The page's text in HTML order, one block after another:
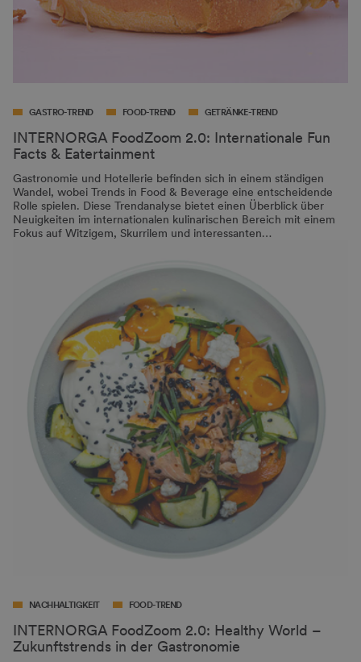
GASTRO-TREND FOOD-TREND GETRÄNKE-TREND
INTERNORGA FoodZoom 2.0: Internationale Fun
Facts & Eatertainment
Gastronomie und Hotellerie befinden sich in einem ständigen
Wandel, wobei Trends in Food & Beverage eine entscheidende
Rolle spielen. Diese Trendanalyse bietet einen Überblick über
Neuigkeiten im internationalen kulinarischen Bereich mit einem
Fokus auf Witzigem, Skurrilem und interessanten…
NACHHALTIGKEIT FOOD-TREND
INTERNORGA FoodZoom 2.0: Healthy World –
Zukunftstrends in der Gastronomie